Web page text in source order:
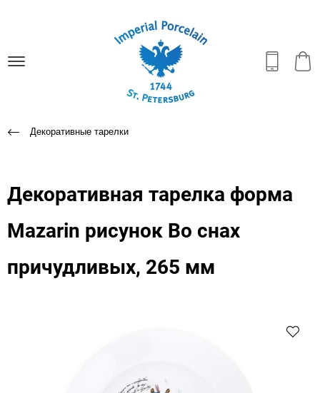
Декоративные тарелки
Декоративная тарелка форма
Mazarin рисунок Во снах
причудливых, 265 мм